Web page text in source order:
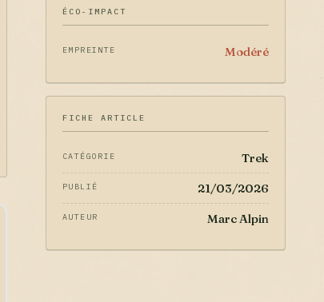
ÉCO-IMPACT
EMPREINTE Modéré
FICHE ARTICLE
CATÉGORIE Trek
PUBLIÉ 21/03/2026
AUTEUR Marc Alpin